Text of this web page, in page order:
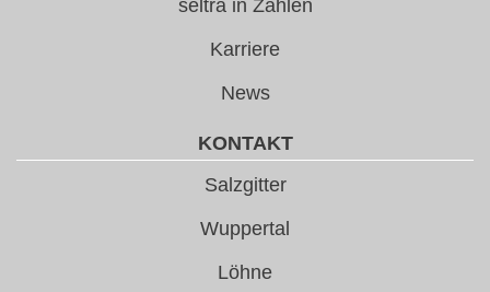
seltra in Zahlen
Karriere
News
KONTAKT
Salzgitter
Wuppertal
Löhne